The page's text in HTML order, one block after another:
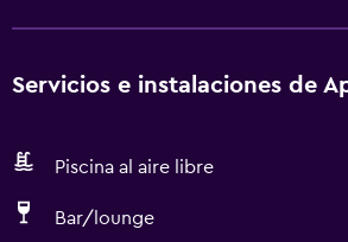
Servicios e instalaciones de
Piscina al aire libre
Bar/lounge